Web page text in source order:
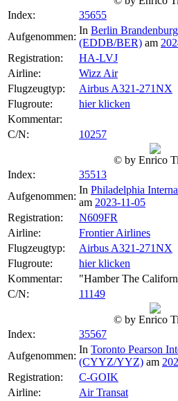
Index:
35655
Aufgenommen:
In Berlin
(EDDB/BER) am
Registration:
HA-LVJ
Airline:
Wizz Air
Flugzeugtyp:
Airbus A321-271NX
Flugroute:
hier klicken
Kommentar:
C/N:
10257
© by Enrico
Index:
35513
Aufgenommen:
In Philadelphia
am 2023-11-05
Registration:
N609FR
Airline:
Frontier Airlines
Flugzeugtyp:
Airbus A321-271NX
Flugroute:
hier klicken
Kommentar:
"Hamber The
C/N:
11149
© by Enrico
Index:
35567
Aufgenommen:
In Toronto Pearson
(CYYZ/YYZ) am
Registration:
C-GOIK
Airline:
Air Transat